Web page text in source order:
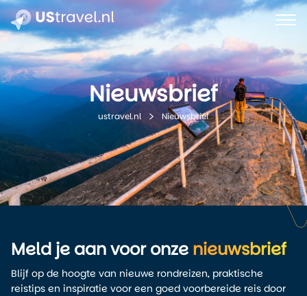
Nieuwsbrief
ustravel.nl Nieuwsbrief
Meld je aan voor onzenieuwsbrief
Blijf op de hoogte van nieuwe rondreizen, praktische
reistips en inspiratie voor een goed voorbereide reis door